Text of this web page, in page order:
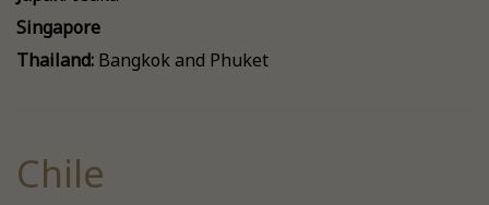
Singapore
Thailand: Bangkok and Phuket
Chile